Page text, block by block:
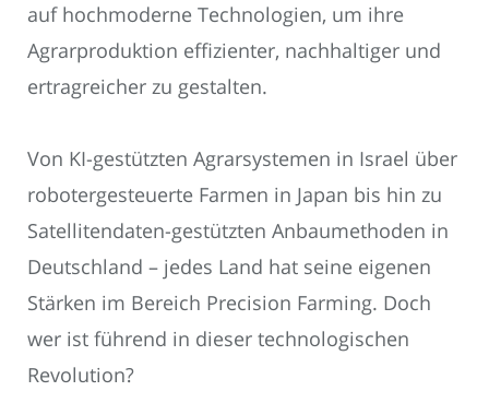
auf hochmoderne Technologien, um ihre
Agrarproduktion effizienter, nachhaltiger und
ertragreicher zu gestalten.
Von KI-gestützten Agrarsystemen in Israel über
robotergesteuerte Farmen in Japan bis hin zu
Satellitendaten-gestützten Anbaumethoden in
Deutschland – jedes Land hat seine eigenen
Stärken im Bereich Precision Farming. Doch
wer ist führend in dieser technologischen
Revolution?